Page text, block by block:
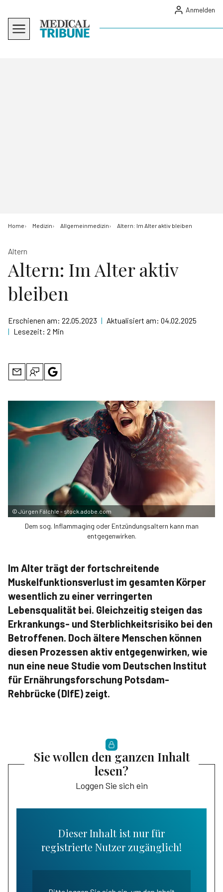
Anmelden
Home Medizin Allgemeinmedizin Altern: Im Alter aktiv bleiben
Altern
Altern: Im Alter aktiv
bleiben
Erschienen am: 22.05.2023 | Aktualisiert am: 04.02.2025
| Lesezeit: 2 Min
© Jürgen Fälchle - stock.adobe.com
Dem sog. Inflammaging oder Entzündungsaltern kann man
entgegenwirken.
Im Alter trägt der fortschreitende
Muskelfunktionsverlust im gesamten Körper
wesentlich zu einer verringerten
Lebensqualität bei. Gleichzeitig steigen das
Erkrankungs- und Sterblichkeitsrisiko bei den
Betroffenen. Doch ältere Menschen können
diesen Prozessen aktiv entgegenwirken, wie
nun eine neue Studie vom Deutschen Institut
für Ernährungsforschung Potsdam-
Rehbrücke (DIfE) zeigt.
Sie wollen den ganzen Inhalt
lesen?
Loggen Sie sich ein
Dieser Inhalt ist nur für
registrierte Nutzer zugänglich!